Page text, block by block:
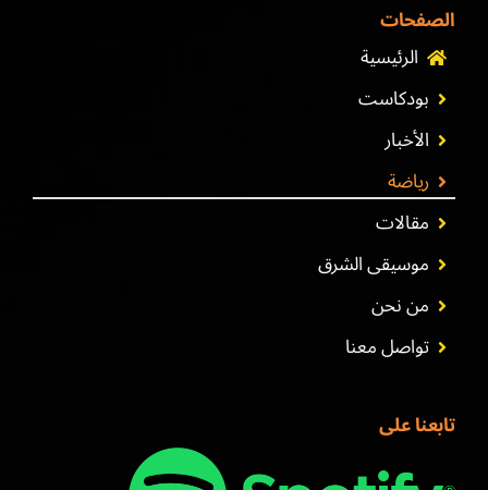
الصفحات
الرئيسية
بودكاست
الأخبار
رياضة
مقالات
موسيقى الشرق
من نحن
تواصل معنا
تابعنا على